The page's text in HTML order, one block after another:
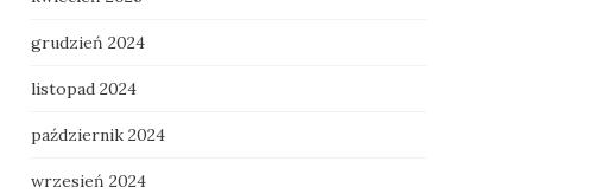
grudzień 2024
listopad 2024
październik 2024
wrzesień 2024